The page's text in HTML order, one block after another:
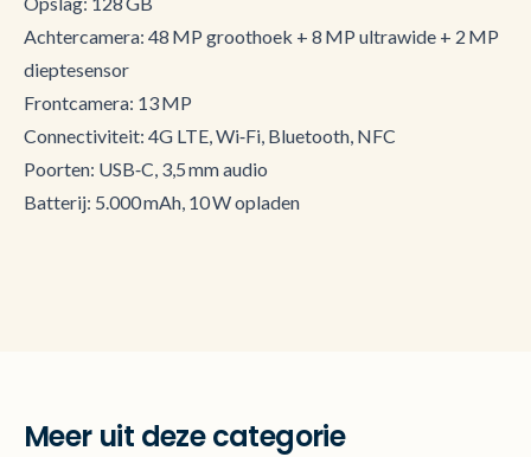
Achtercamera: 48 MP groothoek + 8 MP ultrawide + 2 MP
dieptesensor
Frontcamera: 13 MP
Connectiviteit: 4G LTE, Wi‑Fi, Bluetooth, NFC
Poorten: USB‑C, 3,5 mm audio
Batterij: 5.000 mAh, 10 W opladen
Meer uit deze categorie